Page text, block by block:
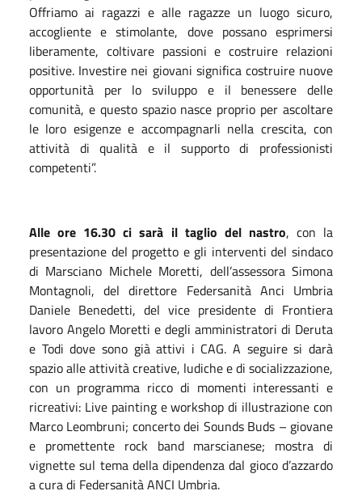
Offriamo ai ragazzi e alle ragazze un luogo sicuro,
accogliente e stimolante, dove possano esprimersi
liberamente, coltivare passioni e costruire relazioni
positive. Investire nei giovani significa costruire nuove
opportunità per lo sviluppo e il benessere delle
comunità, e questo spazio nasce proprio per ascoltare
le loro esigenze e accompagnarli nella crescita, con
attività di qualità e il supporto di professionisti
competenti”.
Alle ore 16.30 ci sarà il taglio del nastro, con la
presentazione del progetto e gli interventi del sindaco
di Marsciano Michele Moretti, dell’assessora Simona
Montagnoli, del direttore Federsanità Anci Umbria
Daniele Benedetti, del vice presidente di Frontiera
lavoro Angelo Moretti e degli amministratori di Deruta
e Todi dove sono già attivi i CAG. A seguire si darà
spazio alle attività creative, ludiche e di socializzazione,
con un programma ricco di momenti interessanti e
ricreativi: Live painting e workshop di illustrazione con
Marco Leombruni; concerto dei Sounds Buds – giovane
e promettente rock band marscianese; mostra di
vignette sul tema della dipendenza dal gioco d’azzardo
a cura di Federsanità ANCI Umbria.